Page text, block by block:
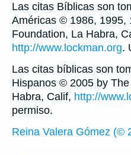
Las citas Bíblicas son
Américas © 1986, 1995,
Foundation, La Habra,
http://www.lockman.org.
Las citas bíblicas son
Hispanos © 2005 by
Habra, Calif, http://
permiso.
Reina Valera Gómez (©